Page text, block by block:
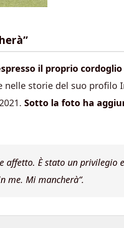
il proprio
nelle storie del suo profilo
Sotto la foto ha
affetto. È stato un privilegio
me. Mi mancherà“.